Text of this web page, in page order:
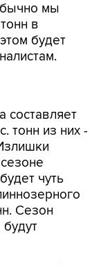
мы
в
будет
чуть
Сезон